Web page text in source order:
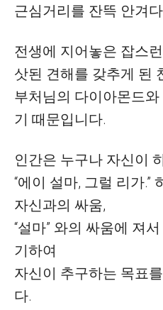
근심거리를 잔뜩 안겨
전생에 지어놓은 잡스
삿된 견해를 갖추게 된
부처님의 다이아몬드
기 때문입니다.
인간은 누구나 자신이
“에이 설마, 그럴 리가.”
자신과의 싸움,
“설마” 와의 싸움에 져
기하여
자신이 추구하는 목표
다.